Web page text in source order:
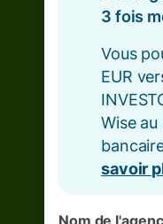
3 fois
Vous
EUR
Wise
savoir
Nom de